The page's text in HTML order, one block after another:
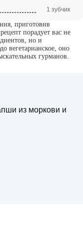
1 зубчик
приготовив
порадует вас не
но и
вегетарианское, оно
гурманов.
из моркови и